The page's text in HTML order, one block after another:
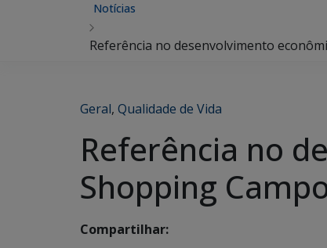
Notícias
Referência no desenvolvimento
Geral, Qualidade de Vida
Referência no
Shopping
Compartilhar: